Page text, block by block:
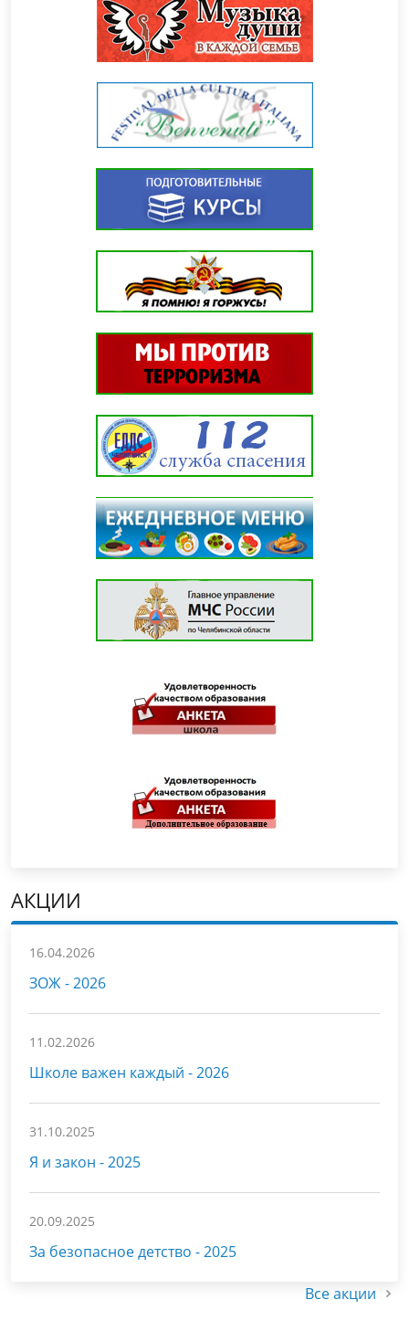
АКЦИИ
16.04.2026
ЗОЖ - 2026
11.02.2026
Школе важен каждый - 2026
31.10.2025
Я и закон - 2025
20.09.2025
За безопасное детство - 2025
Все акции